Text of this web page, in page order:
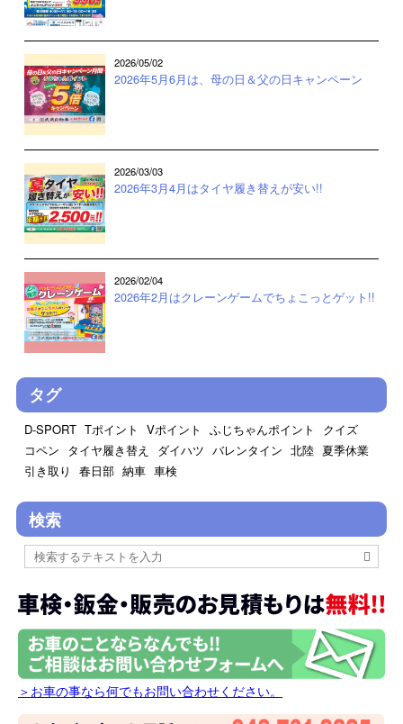
2026/05/02
2026年5月6月は、母の日＆父の日キャンペーン
2026/03/03
2026年3月4月はタイヤ履き替えが安い!!
2026/02/04
2026年2月はクレーンゲームでちょこっとゲット!!
タグ
D-SPORT Tポイント Vポイント ふじちゃんポイント
クイズ
コペン タイヤ履き替え ダイハツ バレンタイン 北陸 夏季休業
引き取り
春日部 納車 車検
検索
＞お車の事なら何でもお問い合わせください。